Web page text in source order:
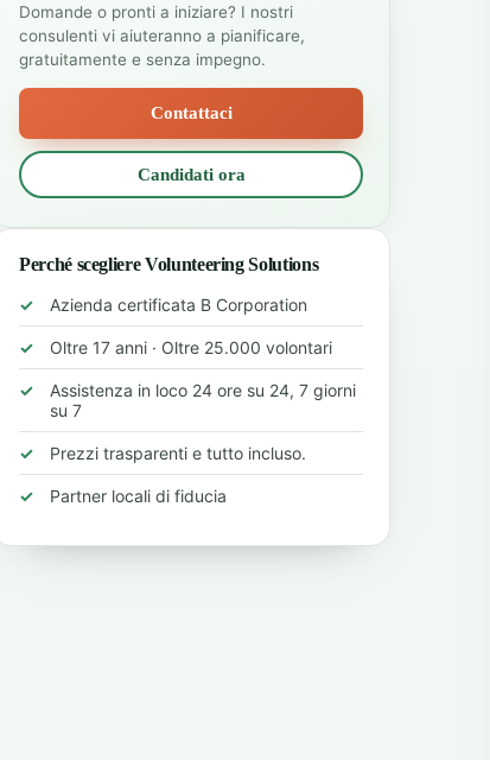
Domande o pronti a iniziare? I nostri
consulenti vi aiuteranno a pianificare,
gratuitamente e senza impegno.
Contattaci
Candidati ora
Perché scegliere Volunteering Solutions
Azienda certificata B Corporation
Oltre 17 anni · Oltre 25.000 volontari
Assistenza in loco 24 ore su 24, 7 giorni
su 7
Prezzi trasparenti e tutto incluso.
Partner locali di fiducia